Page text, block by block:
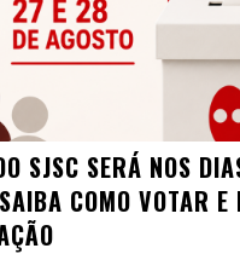
SJSC SERÁ NOS
COMO VOTAR E